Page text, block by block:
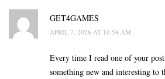
GET4GAMES
APRIL 7, 2026 AT 10:58 AM
Every time I read one of your
something new and interesting to